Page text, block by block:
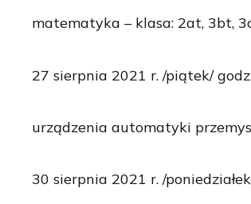
matematyka – klasa: 2at, 3bt,
27 sierpnia 2021 r. /piątek/
urządzenia automatyki
30 sierpnia 2021 r. /